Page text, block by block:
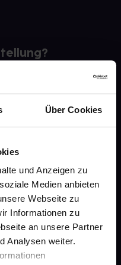
Über Cookies
und Anzeigen zu
Medien anbieten
Webseite zu
Informationen zu
an unsere Partner
Analysen weiter.